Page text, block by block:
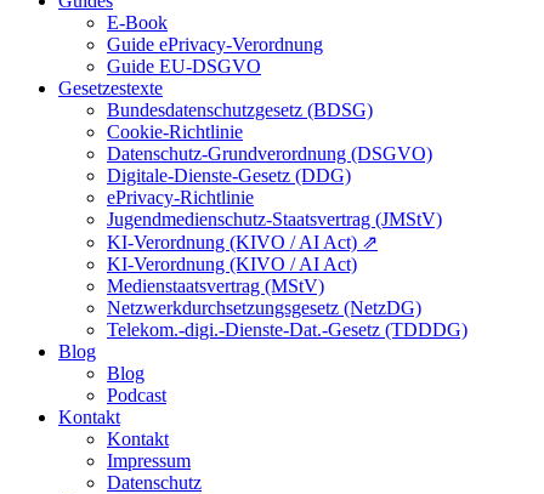
E-Book
Guide ePrivacy-Verordnung
Guide EU-DSGVO
Gesetzestexte
Bundesdatenschutzgesetz (BDSG)
Cookie-Richtlinie
Datenschutz-Grundverordnung (DSGVO)
Digitale-Dienste-Gesetz (DDG)
ePrivacy-Richtlinie
Jugendmedienschutz-Staatsvertrag (JMStV)
KI-Verordnung (KIVO / AI Act) ⇗
KI-Verordnung (KIVO / AI Act)
Medienstaatsvertrag (MStV)
Netzwerkdurchsetzungsgesetz (NetzDG)
Telekom.-digi.-Dienste-Dat.-Gesetz (TDDDG)
Blog
Blog
Podcast
Kontakt
Kontakt
Impressum
Datenschutz